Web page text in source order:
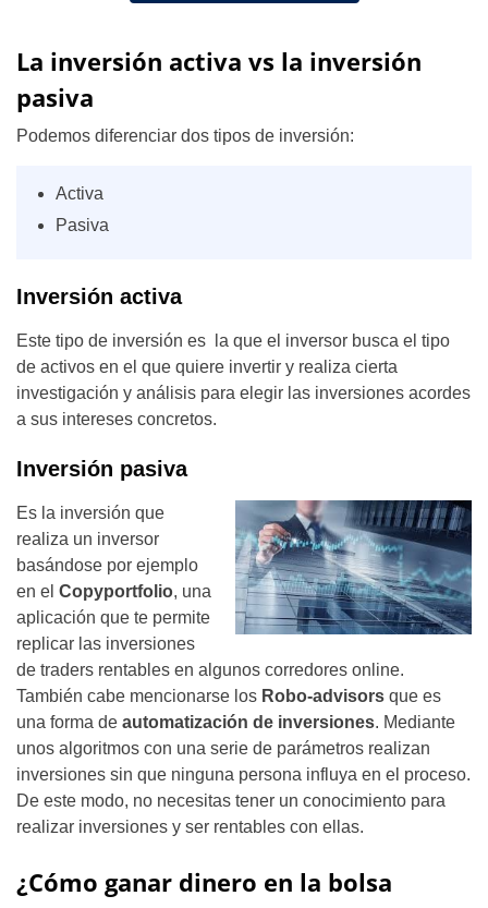
La inversión activa vs la inversión
pasiva
Podemos diferenciar dos tipos de inversión:
Activa
Pasiva
Inversión activa
Este tipo de inversión es la que el inversor busca el tipo
de activos en el que quiere invertir y realiza cierta
investigación y análisis para elegir las inversiones acordes
a sus intereses concretos.
Inversión pasiva
Es la inversión que
realiza un inversor
basándose por ejemplo
en el Copyportfolio, una
aplicación que te permite
replicar las inversiones
de traders rentables en algunos corredores online.
También cabe mencionarse los Robo-advisors que es
una forma de automatización de inversiones. Mediante
unos algoritmos con una serie de parámetros realizan
inversiones sin que ninguna persona influya en el proceso.
De este modo, no necesitas tener un conocimiento para
realizar inversiones y ser rentables con ellas.
¿Cómo ganar dinero en la bolsa